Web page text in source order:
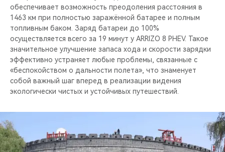
обеспечивает возможность преодоления расстояния в
1463 км при полностью заражённой батарее и полным
топливным баком. Заряд батареи до 100%
осуществляется всего за 19 минут у ARRIZO 8 PHEV. Такое
значительное улучшение запаса хода и скорости зарядки
эффективно устраняет любые проблемы, связанные с
«беспокойством о дальности полета», что знаменует
собой важный шаг вперед в реализации видения
экологически чистых и устойчивых путешествий.